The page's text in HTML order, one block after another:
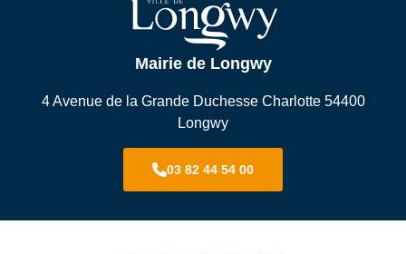
Mairie de Longwy
4 Avenue de la Grande Duchesse Charlotte 54400
Longwy
03 82 44 54 00